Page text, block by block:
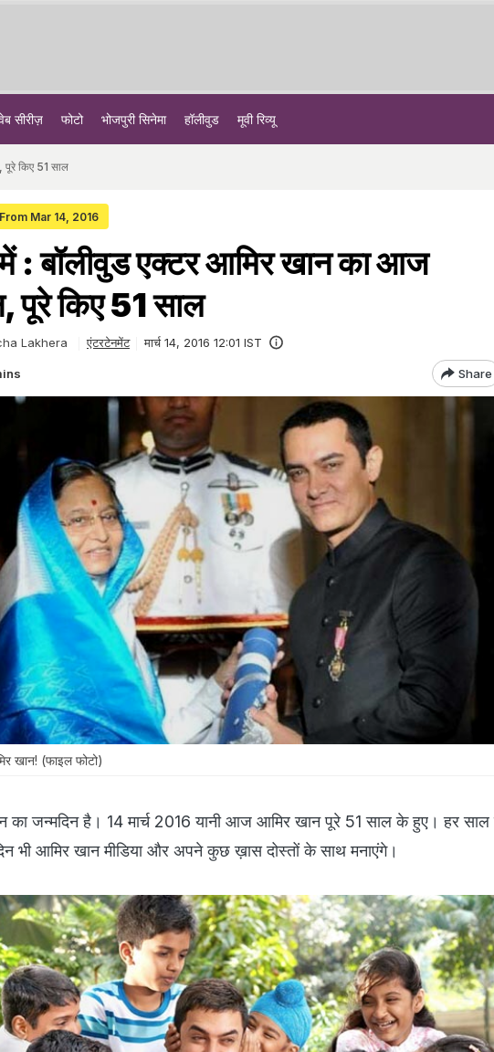
सीरीज़ फोटो भोजपुरी सिनेमा हॉलीवुड मूवी रिव्यू
पूरे किए 51 साल
Mar 14, 2016
में : बॉलीवुड एक्टर आमिर खान का आज
पूरे किए 51 साल
Lakhera एंटरटेनमेंट मार्च 14, 2016 12:01 IST
Share
खान! (फाइल फोटो)
जन्मदिन है। 14 मार्च 2016 यानी आज आमिर खान पूरे 51 साल के हुए। हर साल
भी आमिर खान मीडिया और अपने कुछ ख़ास दोस्तों के साथ मनाएंगे।